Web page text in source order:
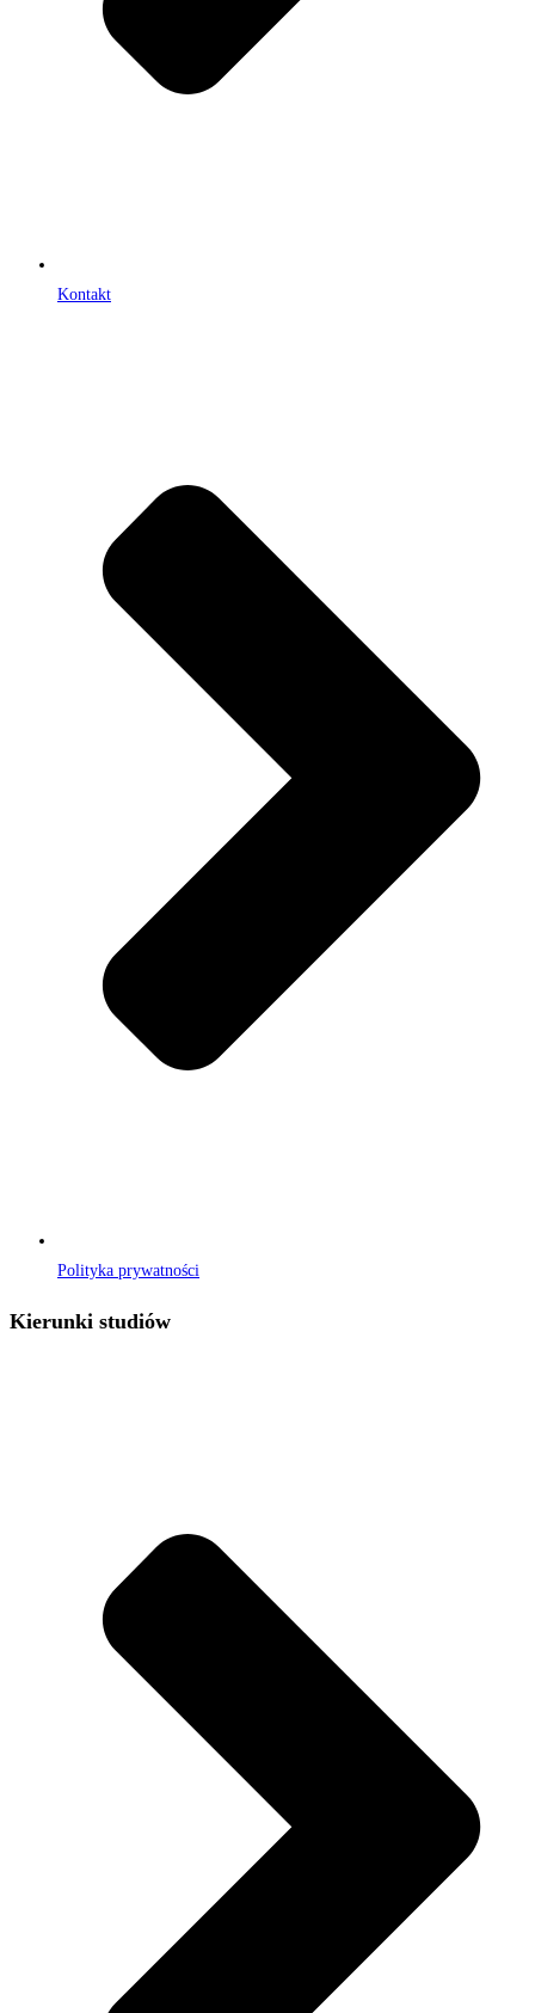
Kontakt
Polityka prywatności
Kierunki studiów